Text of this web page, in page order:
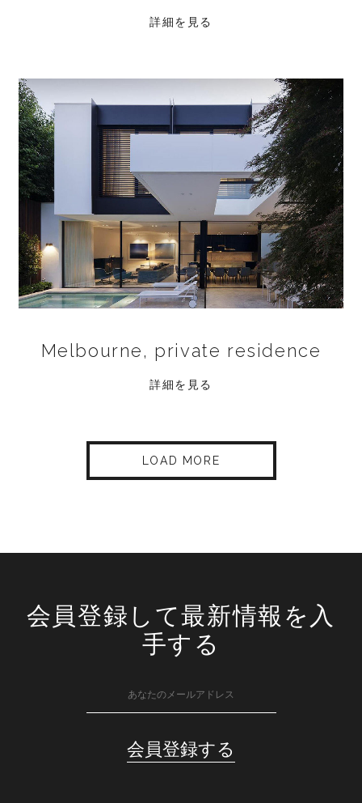
詳細を見る
Melbourne, private residence
詳細を見る
LOAD MORE
会員登録して最新情報を入
手する